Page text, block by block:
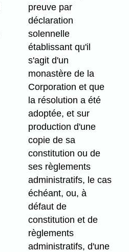
preuve par
déclaration
solennelle
établissant qu'il
s'agit d'un
monastère de la
Corporation et que
la résolution a été
adoptée, et sur
production d'une
copie de sa
constitution ou de
ses règlements
administratifs, le cas
échéant, ou, à
défaut de
constitution et de
règlements
administratifs, d'une